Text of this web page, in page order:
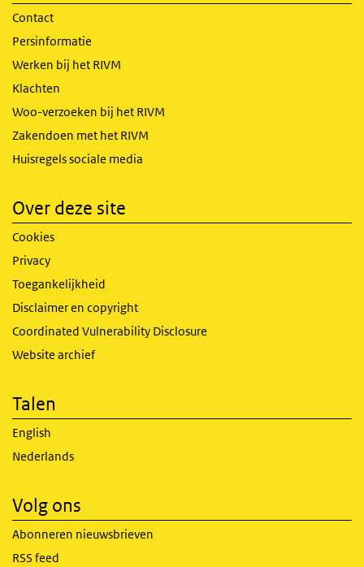
Contact
Persinformatie
Werken bij het RIVM
Klachten
Woo-verzoeken bij het RIVM
Zakendoen met het RIVM
Huisregels sociale media
Over deze site
Cookies
Privacy
Toegankelijkheid
Disclaimer en copyright
Coordinated Vulnerability Disclosure
Website archief
Talen
English
Nederlands
Volg ons
Abonneren nieuwsbrieven
RSS feed